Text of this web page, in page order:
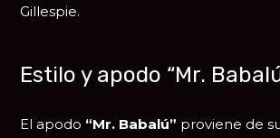
Gillespie.
Estilo y apodo “Mr.
El apodo “Mr. Babalú” proviene de